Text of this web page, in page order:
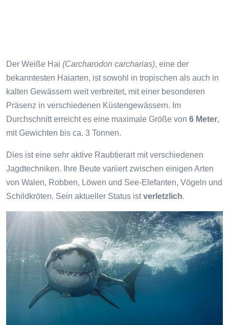
Der Weiße Hai (Carcharodon carcharias), eine der
bekanntesten Haiarten, ist sowohl in tropischen als auch in
kalten Gewässern weit verbreitet, mit einer besonderen
Präsenz in verschiedenen Küstengewässern. Im
Durchschnitt erreicht es eine maximale Größe von 6 Meter,
mit Gewichten bis ca. 3 Tonnen.
Dies ist eine sehr aktive Raubtierart mit verschiedenen
Jagdtechniken. Ihre Beute variiert zwischen einigen Arten
von Walen, Robben, Löwen und See-Elefanten, Vögeln und
Schildkröten. Sein aktueller Status istverletzlich.